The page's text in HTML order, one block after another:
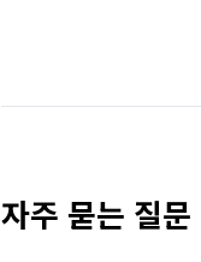
자주 묻는 질문